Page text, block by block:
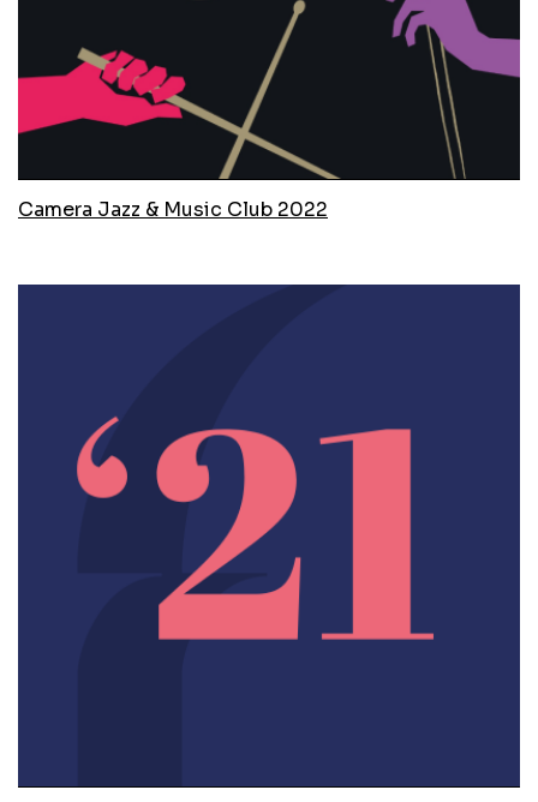
Camera Jazz & Music Club 2022